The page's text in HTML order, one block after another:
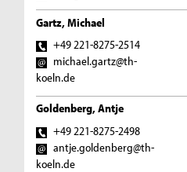
Gartz, Michael
+49 221-8275-2514
michael.gartz@th-
koeln.de
Goldenberg, Antje
+49 221-8275-2498
antje.goldenberg@th-
koeln.de